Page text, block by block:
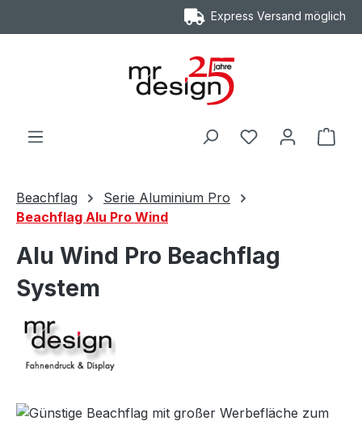
Express Versand möglich
Beachflag
Serie Aluminium Pro
Beachflag Alu Pro Wind
Alu Wind Pro Beachflag
System
Bildergalerie überspringen